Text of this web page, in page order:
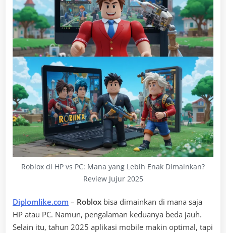
Roblox di HP vs PC: Mana yang Lebih Enak Dimainkan?
Review Jujur 2025
Diplomlike.com – Roblox bisa dimainkan di mana saja
HP atau PC. Namun, pengalaman keduanya beda jauh.
Selain itu, tahun 2025 aplikasi mobile makin optimal, tapi